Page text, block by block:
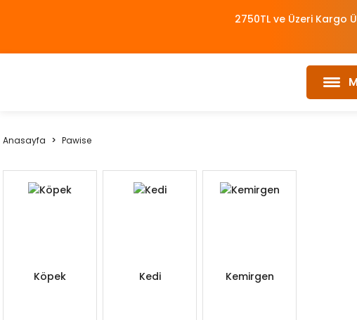
2750TL ve Üzeri Kargo
Anasayfa Pawise
Köpek Kedi Kemirgen